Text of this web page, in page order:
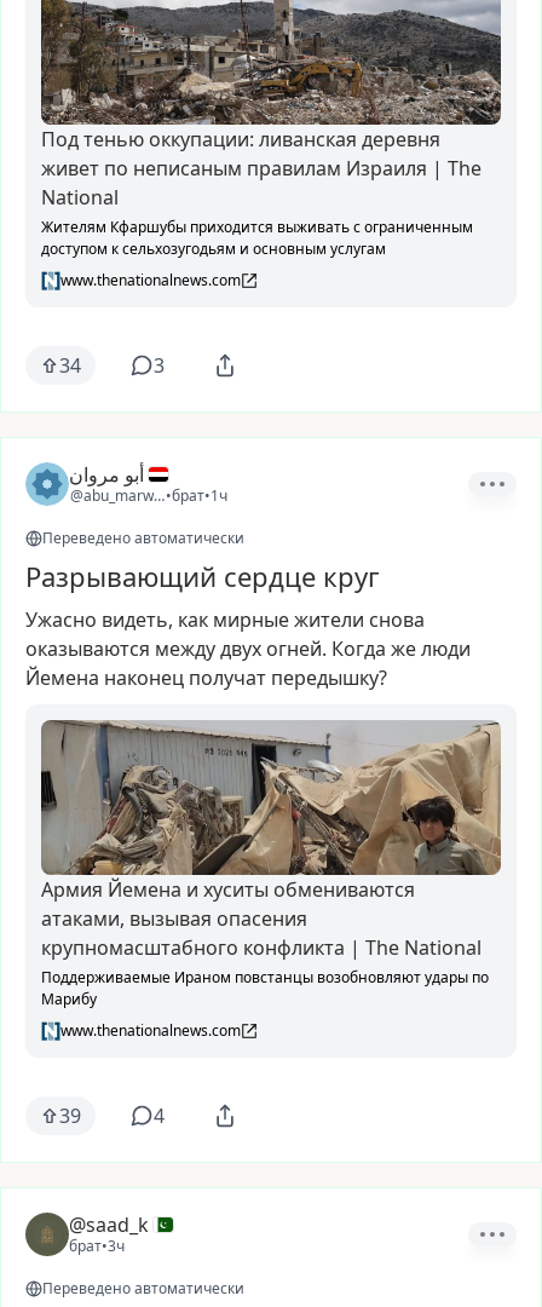
Под тенью оккупации: ливанская деревня
живет по неписаным правилам Израиля | The
National
Жителям Кфаршубы приходится выживать с ограниченным
доступом к сельхозугодьям и основным услугам
www.thenationalnews.com
34 3
أبو مروان
@abu_marwan•брат•1ч
Переведено автоматически
Разрывающий сердце круг
Ужасно видеть, как мирныежители снова
оказываются междудвух огней. Когда желюди
Йемена наконец получат передышку?
Армия Йемена и хуситы обмениваются
атаками, вызывая опасения
крупномасштабного конфликта | The National
Поддерживаемые Ираном повстанцы возобновляют удары по
Марибу
www.thenationalnews.com
39 4
@saad_k
брат•3ч
Переведено автоматически